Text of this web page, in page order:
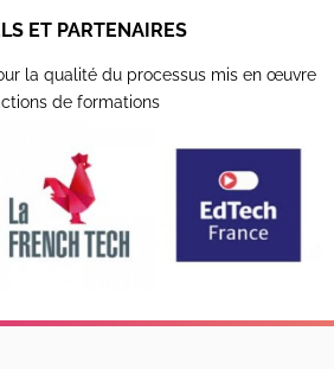
ET PARTENAIRES
la qualité du processus mis en œuvre
de formations